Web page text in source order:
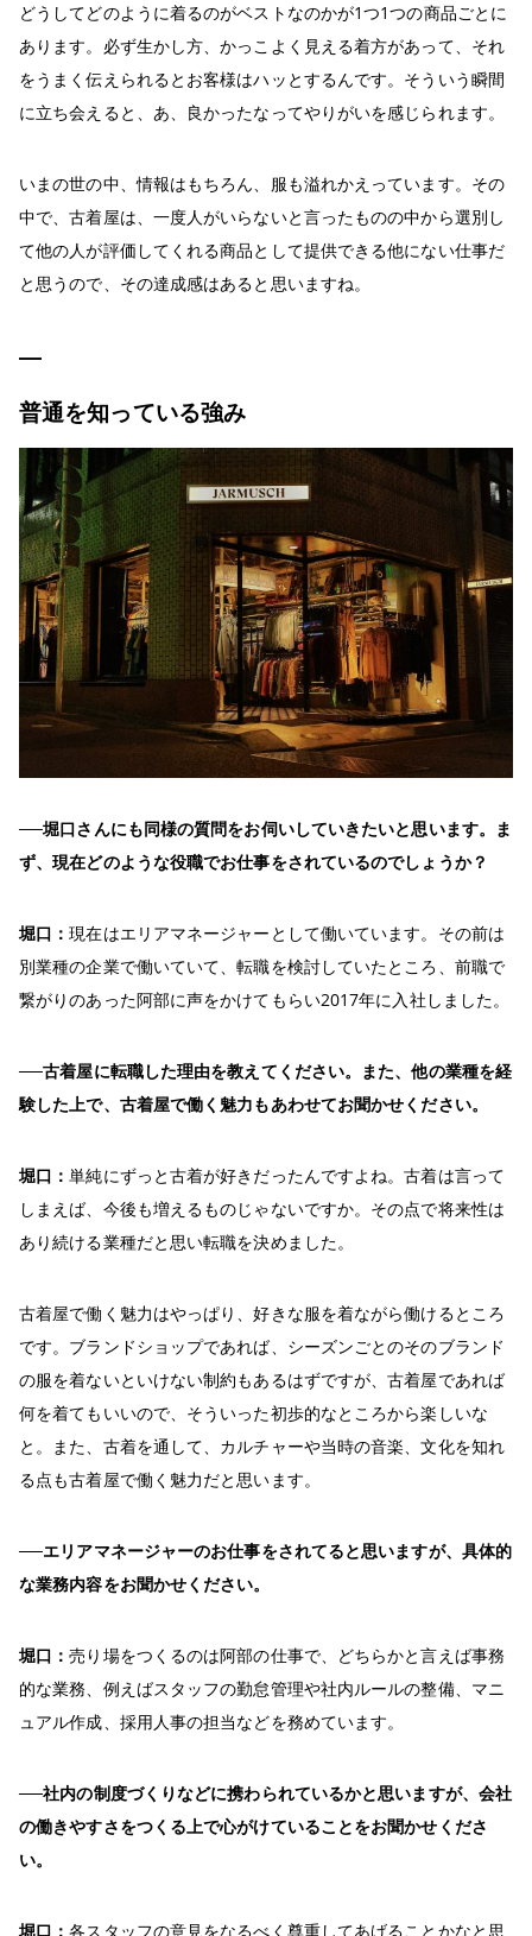
どうしてどのように着るのがベストなのかが1つ1つの商品ごとに
あります。必ず生かし方、かっこよく見える着方があって、それ
をうまく伝えられるとお客様はハッとするんです。そういう瞬間
に立ち会えると、あ、良かったなってやりがいを感じられます。
いまの世の中、情報はもちろん、服も溢れかえっています。その
中で、古着屋は、一度人がいらないと言ったものの中から選別し
て他の人が評価してくれる商品として提供できる他にない仕事だ
と思うので、その達成感はあると思いますね。
普通を知っている強み
──堀口さんにも同様の質問をお伺いしていきたいと思います。ま
ず、現在どのような役職でお仕事をされているのでしょうか？
堀口：現在はエリアマネージャーとして働いています。その前は
別業種の企業で働いていて、転職を検討していたところ、前職で
繋がりのあった阿部に声をかけてもらい2017年に入社しました。
──古着屋に転職した理由を教えてください。また、他の業種を経
験した上で、古着屋で働く魅力もあわせてお聞かせください。
堀口：単純にずっと古着が好きだったんですよね。古着は言って
しまえば、今後も増えるものじゃないですか。その点で将来性は
あり続ける業種だと思い転職を決めました。
古着屋で働く魅力はやっぱり、好きな服を着ながら働けるところ
です。ブランドショップであれば、シーズンごとのそのブランド
の服を着ないといけない制約もあるはずですが、古着屋であれば
何を着てもいいので、そういった初歩的なところから楽しいな
と。また、古着を通して、カルチャーや当時の音楽、文化を知れ
る点も古着屋で働く魅力だと思います。
──エリアマネージャーのお仕事をされてると思いますが、具体的
な業務内容をお聞かせください。
堀口：売り場をつくるのは阿部の仕事で、どちらかと言えば事務
的な業務、例えばスタッフの勤怠管理や社内ルールの整備、マニ
ュアル作成、採用人事の担当などを務めています。
──社内の制度づくりなどに携わられているかと思いますが、会社
の働きやすさをつくる上で心がけていることをお聞かせくださ
い。
堀口：各スタッフの意見をなるべく尊重してあげることかなと思